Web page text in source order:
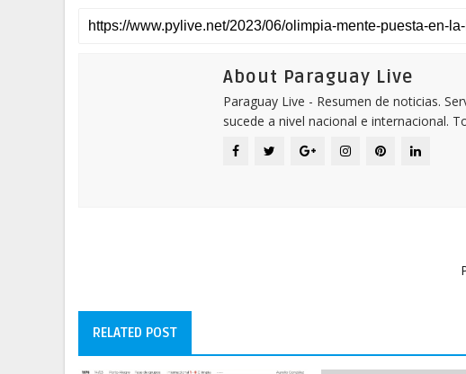
About Paraguay Live
Paraguay Live - Resumen de noticias.
sucede a nivel nacional e internacional.
RELATED POST